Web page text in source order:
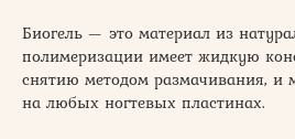
Биогель — это материал из
полимеризации имеет жидкую
снятию методом размачивания, и
на любых ногтевых пластинах.